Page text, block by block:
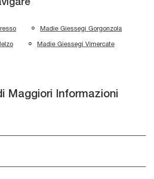
Madie Giessegi Gorgonzola
Madie Giessegi Vimercate
Maggiori Informazioni